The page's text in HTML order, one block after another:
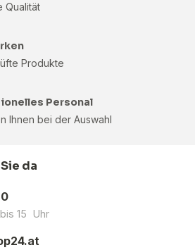
Qualität
Produkte
Personal
Ihnen bei der Auswahl
da
15 Uhr